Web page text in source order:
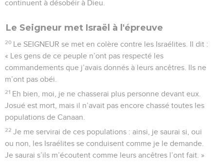
continuent à désobéir à Dieu.
Le Seigneur met Israël à l'épreuve
20 Le SEIGNEUR se met en colère contre les Israélites. Il dit :
« Les gens de ce peuple n’ont pas respecté les
commandements que j’avais donnés à leurs ancêtres. Ils ne
m’ont pas obéi.
21 Eh bien, moi, je ne chasserai plus personne devant eux.
Josué est mort, mais il n’avait pas encore chassé toutes les
populations de Canaan.
22 Je me servirai de ces populations : ainsi, je saurai si, oui
ou non, les Israélites se conduisent comme je le demande.
Je saurai s’ils m’écoutent comme leurs ancêtres l’ont fait. »